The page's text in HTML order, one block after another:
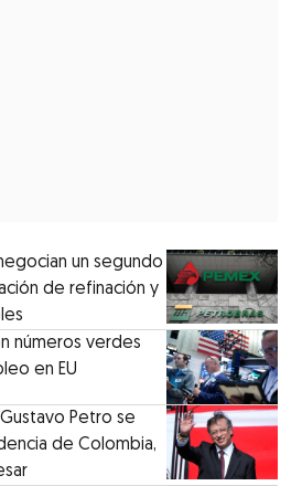
un segundo
de refinación y
números verdes
en EU
Gustavo Petro se
de Colombia,